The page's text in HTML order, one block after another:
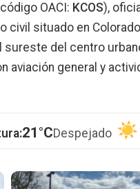
OACI: KCOS),
civil situado en
sureste del centro
aviación general y
21°CDespejado